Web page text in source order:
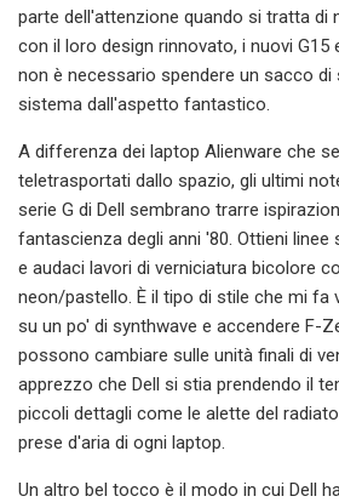
parte dell'attenzione quando si tratta di
con il loro design rinnovato, i nuovi G15
non è necessario spendere un sacco di
sistema dall'aspetto fantastico.
A differenza dei laptop Alienware che
teletrasportati dallo spazio, gli ultimi
serie G di Dell sembrano trarre
fantascienza degli anni '80. Ottieni
e audaci lavori di verniciatura bicolore
neon/pastello. È il tipo di stile che mi fa
su un po' di synthwave e accendere F-
possono cambiare sulle unità finali di
apprezzo che Dell si stia prendendo il
piccoli dettagli come le alette del
prese d'aria di ogni laptop.
Un altro bel tocco è il modo in cui Dell